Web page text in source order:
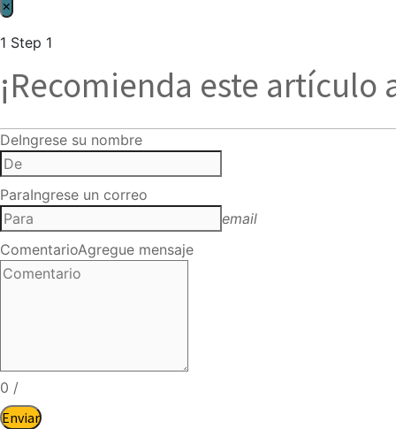
×
1 Step 1
¡Recomienda este artículo
DeIngrese su nombre
ParaIngrese un correo
email
ComentarioAgregue mensaje
0 /
Enviar